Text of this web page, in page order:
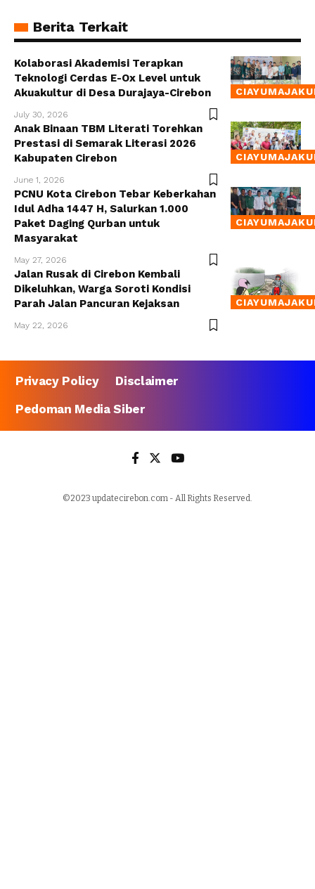
Berita Terkait
Kolaborasi Akademisi Terapkan
Teknologi Cerdas E-Ox Level untuk
Akuakultur di Desa Durajaya-Cirebon
July 30, 2026
Anak Binaan TBM Literati Torehkan
Prestasi di Semarak Literasi 2026
Kabupaten Cirebon
June 1, 2026
PCNU Kota Cirebon Tebar Keberkahan
Idul Adha 1447 H, Salurkan 1.000
Paket Daging Qurban untuk
Masyarakat
May 27, 2026
Jalan Rusak di Cirebon Kembali
Dikeluhkan, Warga Soroti Kondisi
Parah Jalan Pancuran Kejaksan
May 22, 2026
Privacy Policy
Disclaimer
Pedoman Media Siber
©2023 updatecirebon.com - All Rights Reserved.